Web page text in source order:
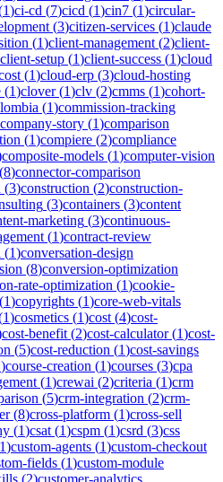
1)ci-cd (7)cicd (1)cin7 (1)circular-
(3)citizen-services (1)claude
(1)client-management (2)client-
client-setup (1)client-success (1)cloud
(1)cloud-erp (3)cloud-hosting
(1)clover(1)clv (2)cmms (1)cohort-
(1)commission-tracking
company-story (1)comparison
(1)compiere (2)compliance
composite-models (1)computer-vision
8)connector-comparison
(3)construction (2)construction-
(3)containers (3)content
marketing (3)continuous-
(1)contract-review
(1)conversation-design
(8)conversion-optimization
rate-optimization (1)cookie-
(1)copyrights (1)core-web-vitals
1)cosmetics (1)cost (4)cost-
cost-benefit (2)cost-calculator(1)cost-
(5)cost-reduction (1)cost-savings
)course-creation (1)courses (3)cpa
(1)crewai (2)criteria (1)crm
(5)crm-integration (2)crm-
(8)cross-platform (1)cross-sell
(1)csat (1)cspm (1)csrd (3)css
1)custom-agents (1)custom-checkout
fields (1)custom-module
(2)customer-analytics